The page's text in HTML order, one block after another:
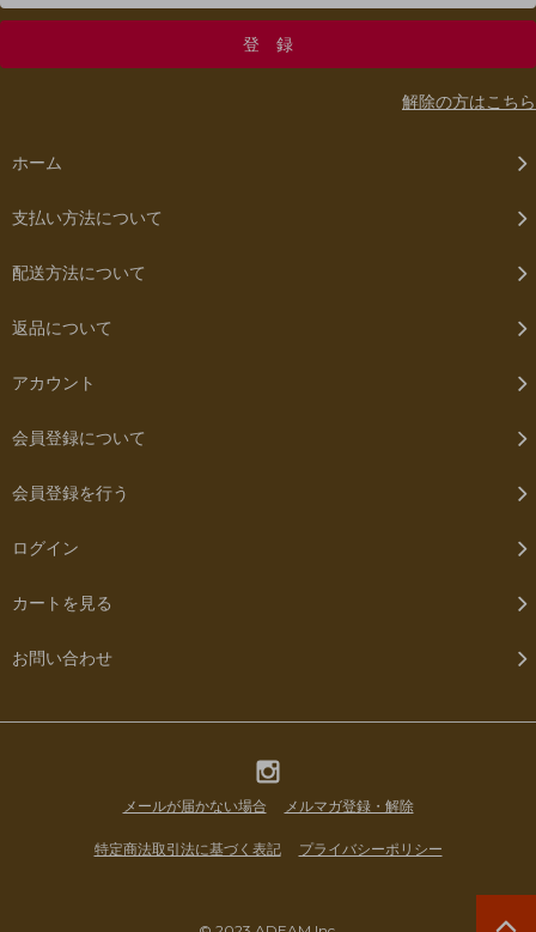
解除の方はこちら
ホーム
支払い方法について
配送方法について
返品について
アカウント
会員登録について
会員登録を行う
ログイン
カートを見る
お問い合わせ
メールが届かない場合 メルマガ登録・解除
特定商法取引法に基づく表記 プライバシーポリシー